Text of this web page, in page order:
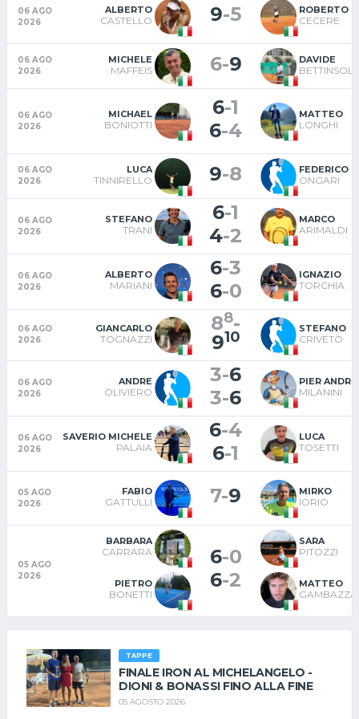
06 AGO
2026
ALBERTO
CASTELLO 9-5 ROBERTO
CECERE
06 AGO
2026
MICHELE
MAFFEIS 6-9 DAVIDE
BETTINSOLI
06 AGO
2026
MICHAEL
BONIOTTI
6-1
6-4
MATTEO
LONGHI
06 AGO
2026
LUCA
TINNIRELLO 9-8 FEDERICO
ONGARI
06 AGO
2026
STEFANO
TRANI
6-1
4-2
MARCO
ARIMALDI
06 AGO
2026
ALBERTO
MARIANI
6-3
6-0
IGNAZIO
TORCHIA
06 AGO
2026
GIANCARLO
TOGNAZZI
88-
910 STEFANO
CRIVETO
06 AGO
2026
ANDRE
OLIVIERO
3-6
3-6
PIER
MILANINI
06 AGO
2026
SAVERIO MICHELE
PALAIA
6-4
6-1
LUCA
TOSETTI
05 AGO
2026
FABIO
GATTULLI 7-9 MIRKO
IORIO
05 AGO
2026
BARBARA
CARRARA
PIETRO
BONETTI
6-0
6-2
SARA
PITOZZI
MATTEO
GAMBAZZA
TAPPE
FINALE IRON AL MICHELANGELO -
DIONI & BONASSI FINO ALLA FINE
05 AGOSTO 2026